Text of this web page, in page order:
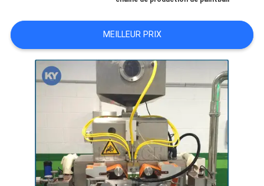
QUALITÉ
NOUVELLES
PLAN
MEILLEUR PRIX